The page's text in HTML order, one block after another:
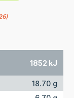
1852 kJ
18.70 g